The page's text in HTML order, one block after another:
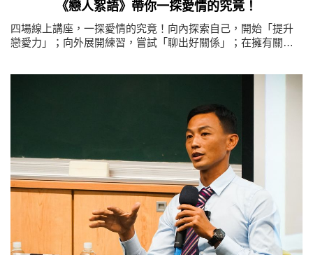
《戀人絮語》帶你一探愛情的究竟！
四場線上講座，一探愛情的究竟！向內探索自己，開始「提升
戀愛力」；向外展開練習，嘗試「聊出好關係」；在擁有關係